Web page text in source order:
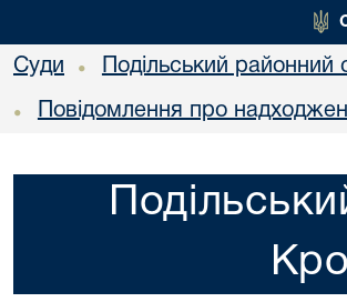
Суди • Подільський
• Повідомлення про